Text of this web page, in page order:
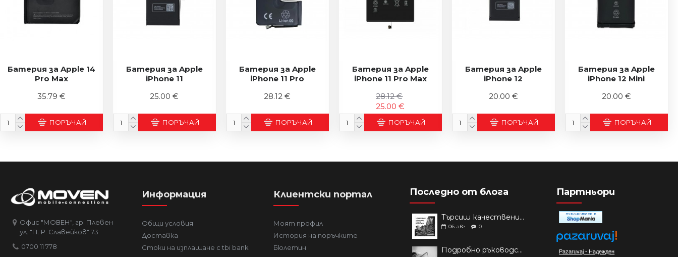
Батерия за Apple 14
Pro Max
35.79 €
ПОРЪЧАЙ
Батерия за Apple
iPhone 11
25.00 €
ПОРЪЧАЙ
Батерия за Apple
iPhone 11 Pro
28.12 €
ПОРЪЧАЙ
Батерия за Apple
iPhone 11 Pro Max
25.00 €
28.12 €
ПОРЪЧАЙ
Батерия за Apple
iPhone 12
20.00 €
ПОРЪЧАЙ
Батерия за Apple
iPhone 12 Mini
20.00 €
ПОРЪЧАЙ
Офис "МОВЕН", гр. Плевен
ул. "П. Р. Славейков" 73
0700 11 778
Информация
Общи условия
Доставка
Стоки на изплащане с tbi bank
Клиентски портал
Моят профил
История на поръчките
Бюлетин
Последно от блога
Търсиш качествени аксесоари за твоя модел? Как правилно да защитим новия си смартфон: Ръководство за аксесоари през 2026 г.
06 авг 0
Подробно ръководство: Кой смартфон да купиш през 2026 г.?
Партньори
Pazaruvaj - Надежден